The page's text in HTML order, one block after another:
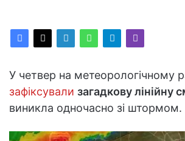
У четвер на метеорологічному
зафіксували загадкову лінійну
виникла одночасно зі штормом.